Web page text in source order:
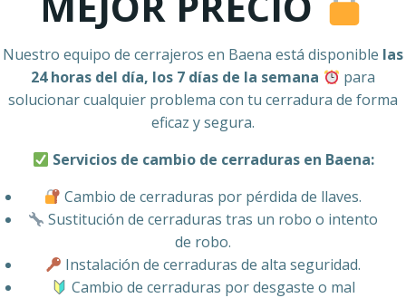
Nuestro equipo de cerrajeros en Baena está disponible las
24 horas del día, los 7 días de la semana
para
solucionar cualquier problema con tu cerradura de forma
eficaz y segura.
Servicios de cambio de cerraduras en Baena:
Cambio de cerraduras por pérdida de llaves.
Sustitución de cerraduras tras un robo o intento
de robo.
Instalación de cerraduras de alta seguridad.
Cambio de cerraduras por desgaste o mal